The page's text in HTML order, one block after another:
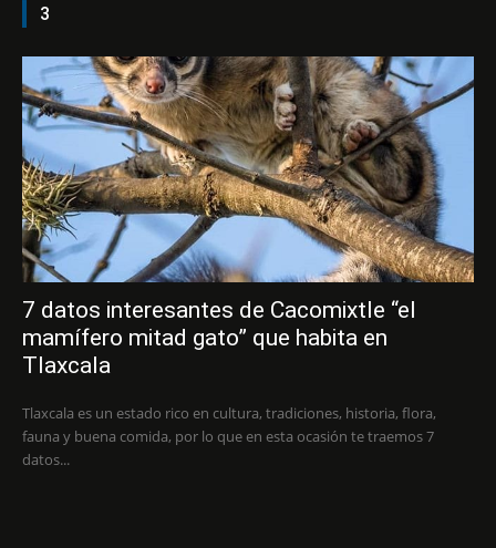
3
7 datos interesantes de Cacomixtle “el
mamífero mitad gato” que habita en
Tlaxcala
Tlaxcala es un estado rico en cultura, tradiciones, historia, flora,
fauna y buena comida, por lo que en esta ocasión te traemos 7
datos...